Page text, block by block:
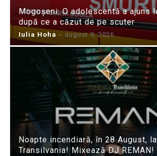
Mogoșeni: O adolescentă a ajuns
după ce a căzut de pe scuter
Iulia Hoha - august 9, 2026
Noapte incendiară, în 28 August,
Transilvania! Mixează DJ REMAN!